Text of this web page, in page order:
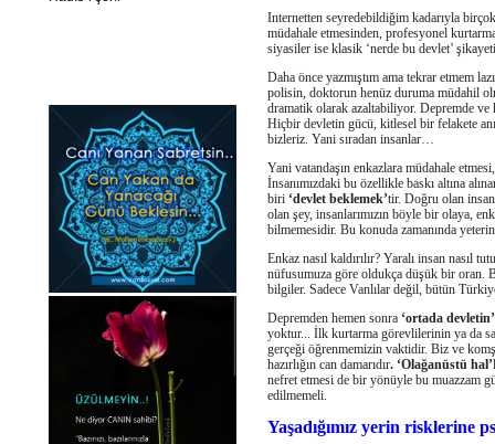
Internetten seyredebildiğim kadarıyla
müdahale etmesinden, profesyonel
siyasiler ise klasik ‘nerde bu devlet’
Daha önce yazmıştım ama tekrar etmem
polisin, doktorun henüz duruma müdahil
dramatik olarak azaltabiliyor. Depremde ve
Hiçbir devletin gücü, kitlesel bir felakete
bizleriz. Yani sıradan insanlar…
Yani vatandaşın enkazlara müdahale
İnsanımızdaki bu özellikle baskı altına
biri ‘devlet beklemek’tir. Doğru olan
olan şey, insanlarımızın böyle bir olaya,
bilmemesidir. Bu konuda zamanında
Enkaz nasıl kaldırılır? Yaralı insan nasıl
nüfusumuza göre oldukça düşük bir oran.
bilgiler. Sadece Vanlılar değil, bütün
Depremden hemen sonra ‘ortada devletin’
yoktur... İlk kurtarma görevlilerinin ya da
gerçeği öğrenmemizin vaktidir. Biz ve
hazırlığın can damarıdır. ‘Olağanüstü hal’
nefret etmesi de bir yönüyle bu muazzam
edilmemeli.
Yaşadığımız yerin risklerine